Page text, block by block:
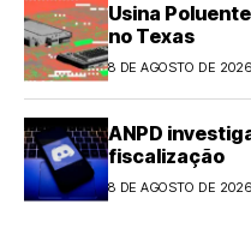
Usina
no Texas
8 DE AGOSTO DE 2026
ANPD
fiscalização
8 DE AGOSTO DE 2026